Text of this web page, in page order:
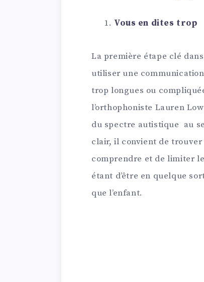
Vous en dites trop
La première étape clé
utiliser une
trop longues ou
l’orthophoniste Lauren
du spectre autistique au
clair, il convient de trouver
comprendre et de limiter
étant d’être en quelque
que l’enfant.